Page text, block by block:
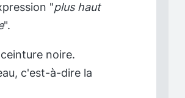
"plus haut
".
noire.
c'est-à-dire la